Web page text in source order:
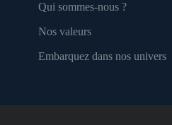
Qui sommes-nous ?
Nos valeurs
Embarquez dans nos univers